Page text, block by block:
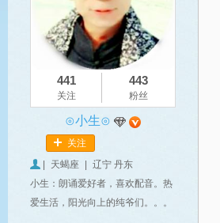
441
关注
443
粉丝
⊙小生⊙
关注
天蝎座
辽宁 丹东
小生：朗诵爱好者，喜欢配音。热
爱生活，阳光向上的纯爷们。。。